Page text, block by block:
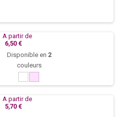
A partir de
6,50 €
Disponible en 2
couleurs
poudre
A partir de
5,70 €